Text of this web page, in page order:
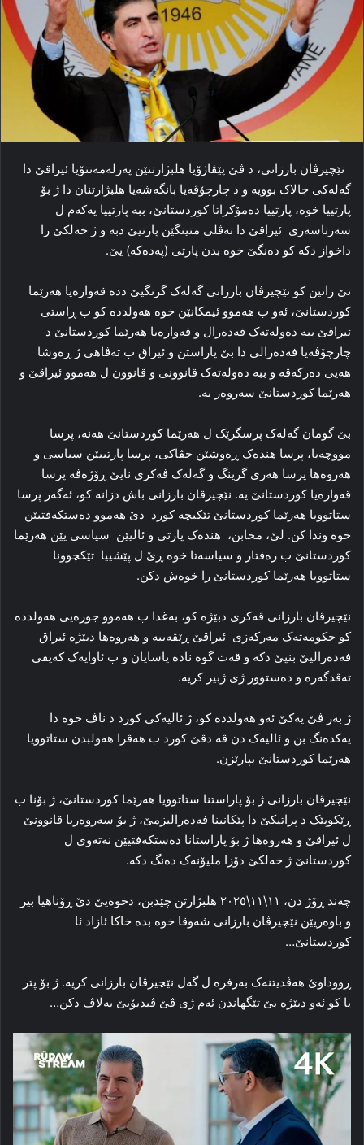
نێچیرڤان بارزانی، د ڤێ پێڤاژۆیا هلبژارتنێن پەرله‌مه‌نتۆیا ئیراقێ دا
گه‌له‌کی چالاک بوویه‌ و د چا‌رچۆڤه‌یا بانگەشەیا هلبژارتنان دا ژ بۆ
پارتییا خوه‌، پارتییا ده‌مۆکراتا کوردستانێ، ببه‌ پارتییا یه‌که‌م ل
سەرتاسەری ئیراقێ دا ته‌ڤلی متینگێن پارتیێ دبه‌ و ژ خه‌لکێ را
داخواز دکه‌ کو ده‌نگێ خوه‌ بدن پارتی (پەدەکە) یێ.
تێ زانین کو نێچیرڤان بارزانی گه‌له‌ک گرنگیێ دده‌ قەوارەیا هه‌رێما
کوردستانێ، ئه‌و ب هه‌موو ئیمکانێن خوه‌ هه‌ولدده‌ کو ب ڕاستی
ئیراقێ ببه‌ ده‌وله‌ته‌ک فه‌ده‌رال و قەوارەیا هه‌رێما کوردستانێ د
چا‌رچۆڤه‌یا فه‌ده‌رالی دا بێ پاراستن و ئیراق ب ته‌ڤاهی ژ ڕه‌وشا
هه‌یی ده‌رکه‌ڤه‌ و ببه‌ ده‌وله‌ته‌ک قانوونی و قانوون ل هه‌موو ئیراقێ و
هه‌رێما کوردستانێ سەروەر بە.
بێ گومان گه‌له‌ک پرسگرێک ل هه‌رێما کوردستانێ هه‌نه‌، پرسا
مووچه‌یا، پرسا هنده‌ک ڕه‌وشێن جڤاکی، پرسا پارتییێن سیاسی و
هه‌روه‌ها پرسا هه‌ری گرینگ و گه‌له‌ک ڤه‌کری نایێ ڕۆژه‌ڤه‌ پرسا
قەوارەیا کوردستانێ یە. نێچیرڤان بارزانی باش دزانه‌ کو، ئه‌گه‌ر پرسا
ستاتوویا هه‌رێما کوردستانێ تێکبچە کورد دێ هه‌موو ده‌ستکه‌فتیێن
خوه‌ وندا کن. لێ، مخابن، هنده‌ک پارتی و ئالیێن سیاسی یێن هەرێما
کوردستانێ ب رەفتار و سیاسەتا خوە ڕێ ل پێشییا تێکچوونا
ستاتوویا هه‌رێما کوردستانێ را خوەش دکن.
نێچیرڤان بارزانی ڤه‌کری دبێژه‌ کو، بەغدا ب هه‌موو جوره‌یی هه‌ولدده‌
کو حکومەتەک مه‌رکه‌زی ئیراقێ ڕێڤه‌ببه‌ و هه‌روه‌ها دبێژه‌ ئیراق
فه‌ده‌رالیێ بنپێ دکه‌ و قه‌ت گوه ناده‌ یاسایان و ب ئاوایه‌ک که‌یفی
ته‌ڤدگه‌ره و دەستوور ژی ژبیر کریە‌.
ژ به‌ر ڤێ یه‌کێ ئه‌و هه‌ولدده‌ کو، ژ ئالیه‌کی کورد د ناڤ خوه‌ دا
یه‌کده‌نگ بن و ئالیه‌ک دن ڤه‌ دڤێ کورد ب هه‌ڤرا هه‌ولبدن ستاتوویا
هه‌رێما کوردستانێ بپارێزن.
نێچیرڤان بارزانی ژ بۆ پاراستنا ستاتوویا هه‌رێما کوردستانێ، ژ بۆنا ب
ڕێکوپێک د پراتیکێ دا پێکانینا فه‌ده‌رالیزمێ، ژ بۆ سه‌روه‌ریا قانوونێ
ل ئیراقێ و هه‌روه‌ها ژ بۆ پاراستانا ده‌ستکه‌فتیێن نه‌ته‌وی ل
کوردستانێ ژ خه‌لکێ دۆزا ملیۆنه‌ک ده‌نگ دکه‌.
چه‌ند ڕۆژ دن، ١١\١١\٢٠٢٥ هلبژارتن چێدبن، دخوه‌یێ دێ ڕۆناهیا بیر
و باوه‌ریێن نێچیرڤان بارزانی شه‌وقا خوه‌ بده‌ خاکا ئازاد ئا
کوردستانێ…
ڕووداوێ هه‌ڤدیتنه‌ک به‌رفره‌ ل گه‌ل نێچیرڤان بارزانی کریه‌. ژ بۆ پتر
یا کو ئه‌و دبێژه‌ بێ تێگهاندن ئه‌م ژی ڤێ ڤیدیۆیێ به‌لاڤ دکن…